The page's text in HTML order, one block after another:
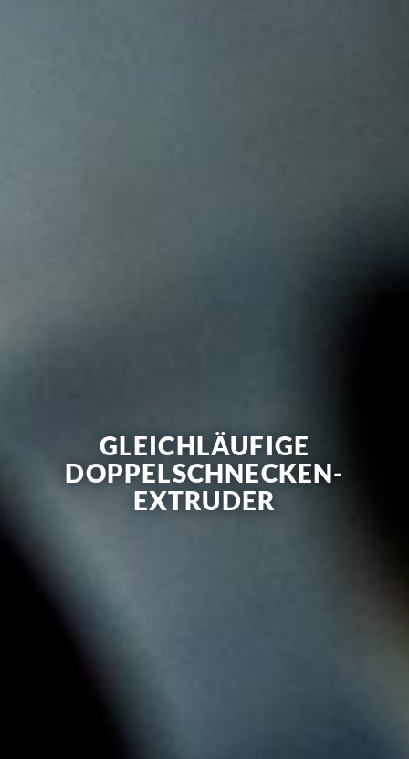
GLEICHLÄUFIGE
DOPPELSCHNECKEN-
EXTRUDER